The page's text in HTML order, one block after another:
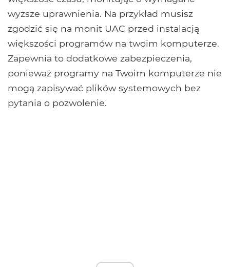
wyższe uprawnienia. Na przykład musisz
zgodzić się na monit UAC przed instalacją
większości programów na twoim komputerze.
Zapewnia to dodatkowe zabezpieczenia,
ponieważ programy na Twoim komputerze nie
mogą zapisywać plików systemowych bez
pytania o pozwolenie.